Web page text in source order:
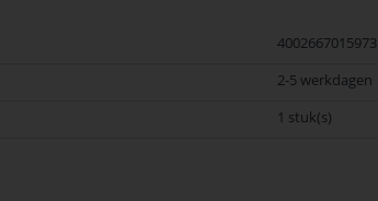
4002667015973
2-5 werkdagen
1 stuk(s)